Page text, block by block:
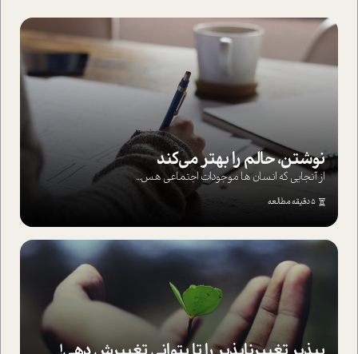
نوشتن، حالم را بهتر می‌کند
از آنجایی که انسان ها موجودات اجتماعی هس...
5 دقیقه مطالعه